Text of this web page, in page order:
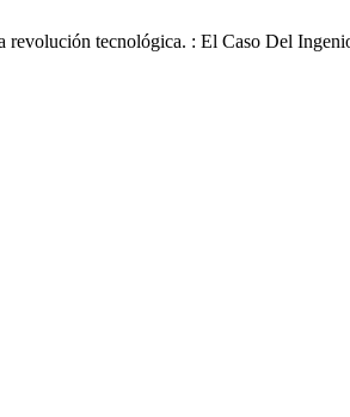
revolución tecnológica. : El Caso Del